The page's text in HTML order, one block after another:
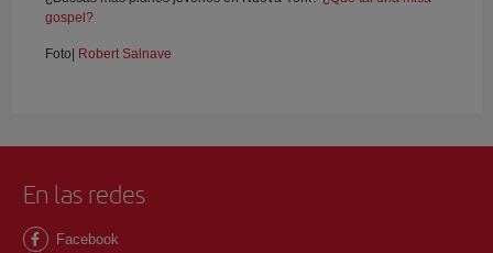
gospel?
Foto| Robert Salnave
En las redes
Facebook